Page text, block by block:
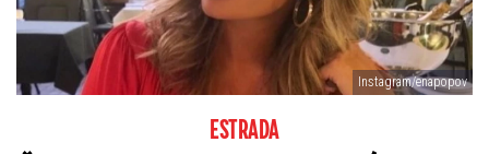
Instagram/enapopov
ESTRADA